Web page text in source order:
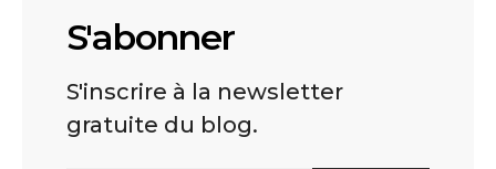
S'abonner
S'inscrire à la newsletter
gratuite du blog.